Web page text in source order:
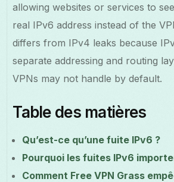
allowing websites or services to
real IPv6 address instead of the
differs from IPv4 leaks because
separate addressing and routing
VPNs may not handle by default.
Table des matières
Qu’est-ce qu’une fuite IPv6 ?
Pourquoi les fuites IPv6
Comment Free VPN Grass